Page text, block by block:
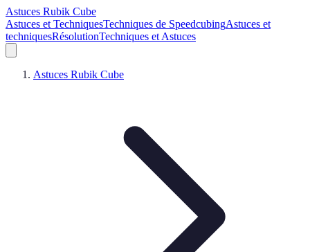
Astuces Rubik Cube
Astuces et TechniquesTechniques de SpeedcubingAstuces et
techniquesRésolutionTechniques et Astuces
Astuces Rubik Cube